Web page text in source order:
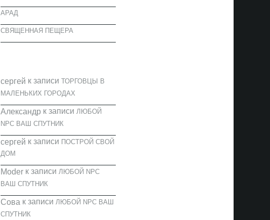
АРАД
СВЯЩЕННАЯ ПЕЩЕРА
cергей к записи ТОРГОВЦЫ В
МАЛЕНЬКИХ ГОРОДАХ
Александрк записи ЛЮБОЙ
NPC ВАШ СПУТНИК
cергей к записи ПОСТРОЙ СВОЙ
ДОМ
Moderк записи ЛЮБОЙ NPC
ВАШ СПУТНИК
Сова к записи ЛЮБОЙ NPC ВАШ
СПУТНИК